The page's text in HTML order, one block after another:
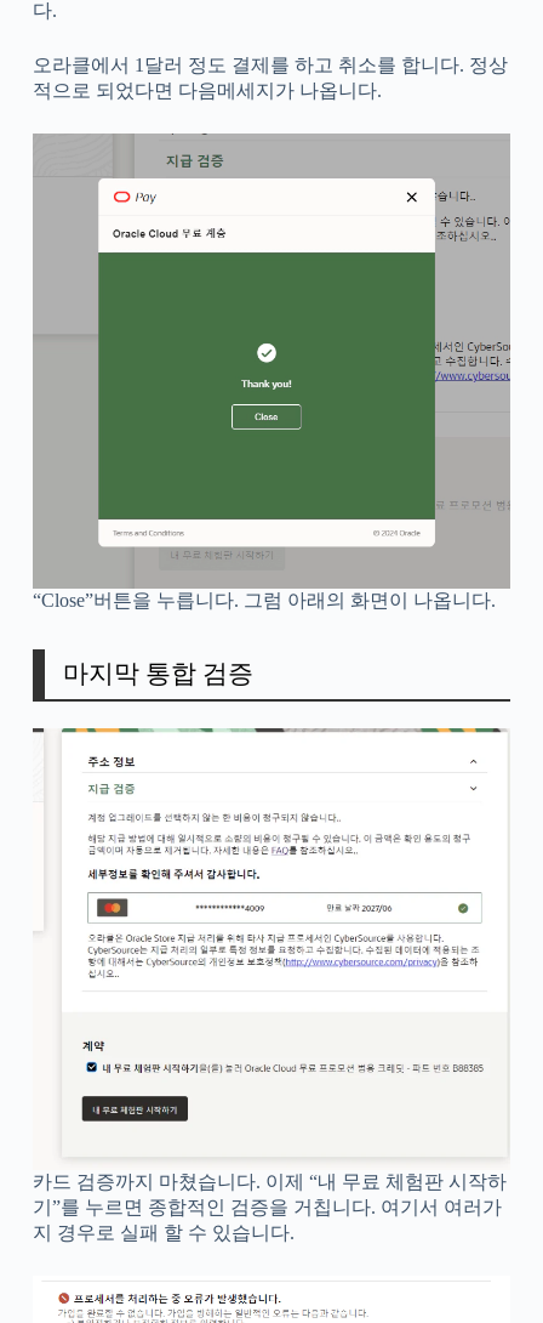
다.
오라클에서 1달러 정도 결제를 하고 취소를 합니다. 정상
적으로 되었다면 다음메세지가 나옵니다.
“Close”버튼을 누릅니다. 그럼 아래의 화면이 나옵니다.
마지막 통합 검증
카드 검증까지 마쳤습니다. 이제 “내 무료 체험판 시작하
기”를 누르면 종합적인 검증을 거칩니다. 여기서 여러가
지 경우로 실패 할 수 있습니다.